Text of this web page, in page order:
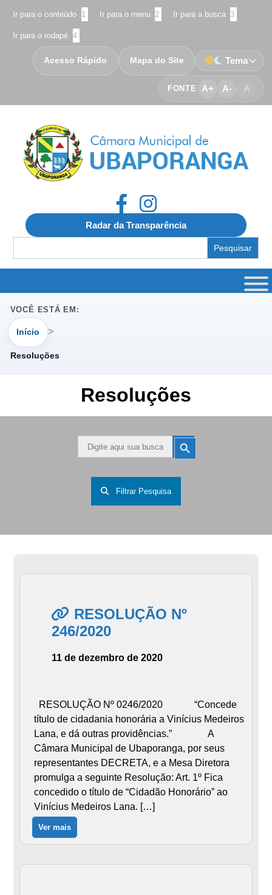
Ir para o conteúdo 1 Ir para o menu 2 Ir para a busca 3
Ir para o rodapé 4
FONTE A+ A- A
Acesso Rápido Mapa do Site Tema
Radar da Transparência
for:
VOCÊ ESTÁ EM:
Início
Resoluções
Resoluções
Search
for:
Search
Button
Filtrar Pesquisa
RESOLUÇÃO Nº
246/2020
11 de dezembro de 2020
RESOLUÇÃO Nº 0246/2020 “Concede
título de cidadania honorária a Vinícius Medeiros
Lana, e dá outras providências.” A
Câmara Municipal de Ubaporanga, por seus
representantes DECRETA, e a Mesa Diretora
promulga a seguinte Resolução: Art. 1º Fica
concedido o título de “Cidadão Honorário” ao
Vinícius Medeiros Lana. […]
Ver mais